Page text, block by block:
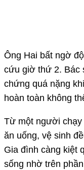
Ông Hai bất ngờ
cứu giờ thứ 2. Bác
chứng quá nặng
hoàn toàn không
Từ một người chạy
ăn uống, vệ sinh
Gia đình càng kiệt
sống nhờ trên